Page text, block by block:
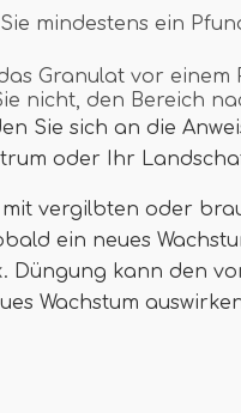
mindestens ein
Granulat vor einem
nicht, den Bereich
Sie sich an die
oder Ihr
mit vergilbten oder
ein neues
Düngung kann den
Wachstum